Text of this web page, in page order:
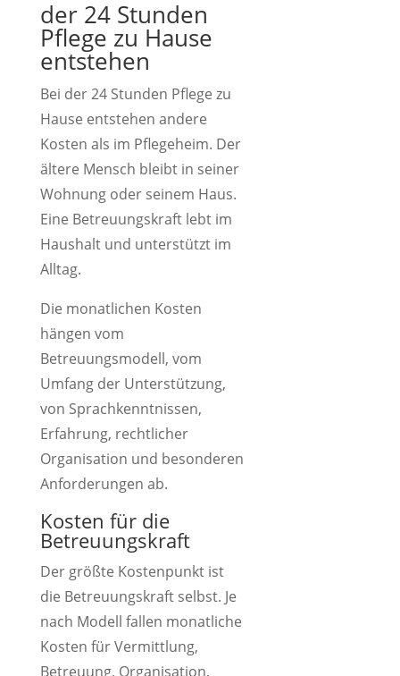
der 24 Stunden
Pflege zu Hause
entstehen
Bei der 24 Stunden Pflege zu
Hause entstehen andere
Kosten als im Pflegeheim. Der
ältere Mensch bleibt in seiner
Wohnung oder seinem Haus.
Eine Betreuungskraft lebt im
Haushalt und unterstützt im
Alltag.
Die monatlichen Kosten
hängen vom
Betreuungsmodell, vom
Umfang der Unterstützung,
von Sprachkenntnissen,
Erfahrung, rechtlicher
Organisation und besonderen
Anforderungen ab.
Kosten für die
Betreuungskraft
Der größte Kostenpunkt ist
die Betreuungskraft selbst. Je
nach Modell fallen monatliche
Kosten für Vermittlung,
Betreuung, Organisation,